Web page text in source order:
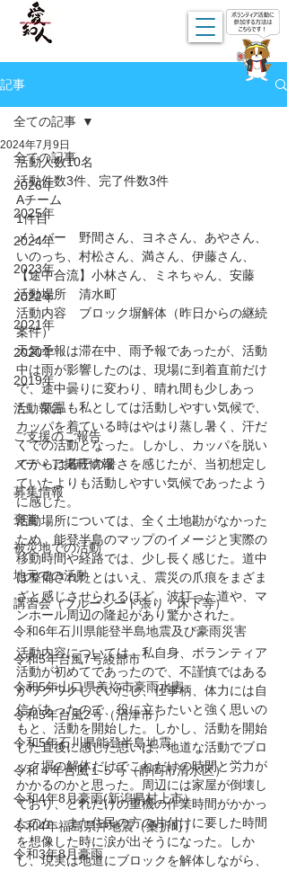
記事
全ての記事
2026年
2025年
2024年
2023年
2022年
2021年
2020年
2019年
活動報告
ご支援のご報告
メディア掲載情報
募集情報
褒賞
被災地での活動
地元での活動
講習会（ブルーシート張り・床下等）
令和6年石川県能登半島地震及び豪雨災害
令和5年台風7号綾部市
令和5年山口県美祢市豪雨水害
令和5年台風2号（沼津市）
令和5年石川県能登半島地震
令和４年台風１５号（静岡市清水区）
令和4年8月豪雨(新潟県村上市）
令和4年福島県沖地震（桑折町）
令和3年8月豪雨
全ての記事
2024年7月9日
活動人数10名
活動件数3件、完了件数3件
Aチーム
1件目
メンバー　野間さん、ヨネさん、あやさん、
いのっち、村松さん、満さん、伊藤さん、
【途中合流】小林さん、ミネちゃん、安藤
活動場所　清水町
活動内容　ブロック塀解体（昨日からの継続
案件）
天気予報は滞在中、雨予報であったが、活動
中は雨が影響したのは、現場に到着直前だけ
で、途中曇りに変わり、晴れ間も少しあっ
た。気温も私としては活動しやすい気候で、
カッパを着ている時はやはり蒸し暑く、汗だ
くでの活動となった。しかし、カッパを脱い
でからは若干の暑さを感じたが、当初想定し
ていたよりも活動しやすい気候であったよう
に感じた。
活動場所については、全く土地勘がなかった
ため、能登半島のマップのイメージと実際の
移動時間や経路では、少し長く感じた。道中
は整備されたとはいえ、震災の爪痕をまざま
ざと感じさせられるほど、波打った道や、マ
ンホール周辺の隆起があり驚かされた。
活動内容については、私自身、ボランティア
活動が初めてであったので、不謹慎ではある
がワクワクしていたし、仕事柄、体力には自
信があったので、役に立ちたいと強く思いの
もと、活動を開始した。しかし、活動を開始
した直後に感じた思いは、地道な活動でブロ
ック塀の解体だけでこれだけの時間と労力が
かかるのかと思った。周辺には家屋が倒壊し
ており、どれだけの重機の作業時間がかかっ
たのか、また住民の方の片付けに要した時間
を想像した時に涙が出そうになった。しか
し、現実は地道にブロックを解体しながら、